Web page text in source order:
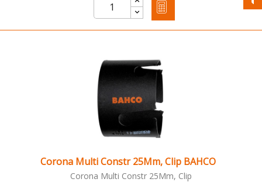
Corona Multi Constr 25Mm, Clip BAHCO
Corona Multi Constr 25Mm, Clip